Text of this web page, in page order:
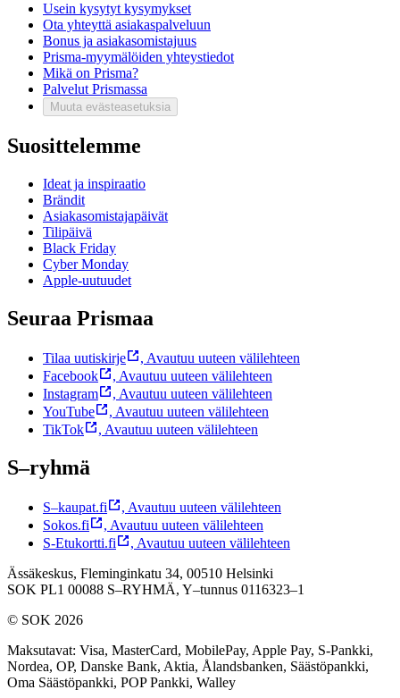
Usein kysytyt kysymykset
Ota yhteyttä asiakaspalveluun
Bonus ja asiakasomistajuus
Prisma-myymälöiden yhteystiedot
Mikä on Prisma?
Palvelut Prismassa
Muuta evästeasetuksia
Suosittelemme
Ideat ja inspiraatio
Brändit
Asiakasomistajapäivät
Tilipäivä
Black Friday
Cyber Monday
Apple-uutuudet
Seuraa Prismaa
Tilaa uutiskirje , Avautuu uuteen välilehteen
Facebook
, Avautuu uuteen välilehteen
Instagram
, Avautuu uuteen välilehteen
YouTube
, Avautuu uuteen välilehteen
TikTok
, Avautuu uuteen välilehteen
S–ryhmä
S–kaupat.fi , Avautuu uuteen välilehteen
Sokos.fi
, Avautuu uuteen välilehteen
S-Etukortti.fi
, Avautuu uuteen välilehteen
Ässäkeskus, Fleminginkatu 34, 00510 Helsinki
SOK PL1 00088 S–RYHMÄ, Y–tunnus 0116323–1
© SOK 2026
Maksutavat: Visa, MasterCard, MobilePay, Apple Pay, S-Pankki,
Nordea, OP, Danske Bank, Aktia, Ålandsbanken, Säästöpankki,
Oma Säästöpankki, POP Pankki, Walley